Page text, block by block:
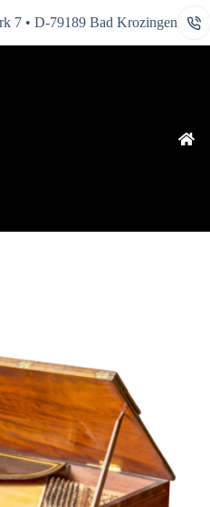
7 • D-79189 Bad Krozingen